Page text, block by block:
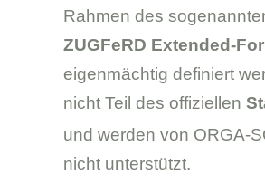
Rahmen des
ZUGFeRD Extended-
eigenmächtig definiert
nicht Teil des offiziellen
und werden von ORGA-
nicht unterstützt.